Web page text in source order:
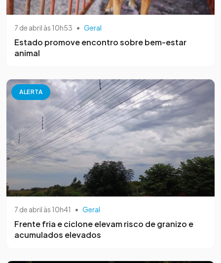
7 de abril às 10h53 • Geral
Estado promove encontro sobre bem-estar
animal
ALERTA
7 de abril às 10h41 • Geral
Frente fria e ciclone elevam risco de granizo e
acumulados elevados